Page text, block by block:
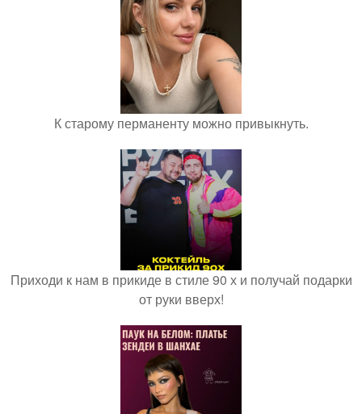
К старому перманенту можно привыкнуть.
Приходи к нам в прикиде в стиле 90 х и получай подарки
от руки вверх!